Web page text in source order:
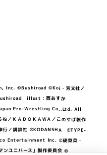
©Bushiroad ©Koi・芳文社／
illust：西あすか
Pro-Wrestling Co.,Ltd. All
ＫＡＤＯＫＡＷＡ／このすば製作
行／講談社 ®KODANSHA ©TYPE-
Entertainment Inc. ©硬梨菜・
ンユニバース」製作委員会 ©